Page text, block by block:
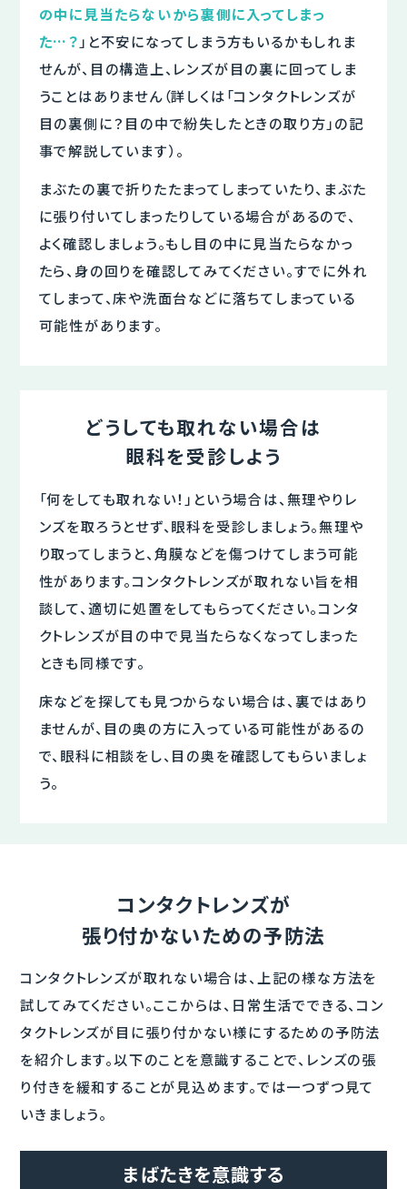
の中に見当たらないから裏側に入ってしまっ
た…？ 」と不安になってしまう方もいるかもしれま
せんが、目の構造上、レンズが目の裏に回ってしま
うことはありません（詳しくは「コンタクトレンズが
目の裏側に？目の中で紛失したときの取り方」の記
事で解説しています）。
まぶたの裏で折りたたまってしまっていたり、まぶた
に張り付いてしまったりしている場合があるので、
よく確認しましょう。もし目の中に見当たらなかっ
たら、身の回りを確認してみてください。すでに外れ
てしまって、床や洗面台などに落ちてしまっている
可能性があります。
どうしても取れない場合は
眼科を受診しよう
「何をしても取れない！」という場合は、無理やりレ
ンズを取ろうとせず、眼科を受診しましょう。無理や
り取ってしまうと、角膜などを傷つけてしまう可能
性があります。コンタクトレンズが取れない旨を相
談して、適切に処置をしてもらってください。コンタ
クトレンズが目の中で見当たらなくなってしまった
ときも同様です。
床などを探しても見つからない場合は、裏ではあり
ませんが、目の奥の方に入っている可能性があるの
で、眼科に相談をし、目の奥を確認してもらいましょ
う。
コンタクトレンズが
張り付かないための予防法
コンタクトレンズが取れない場合は、上記の様な方法を
試してみてください。ここからは、日常生活でできる、コン
タクトレンズが目に張り付かない様にするための予防法
を紹介します。以下のことを意識することで、レンズの張
り付きを緩和することが見込めます。では一つずつ見て
いきましょう。
まばたきを意識する